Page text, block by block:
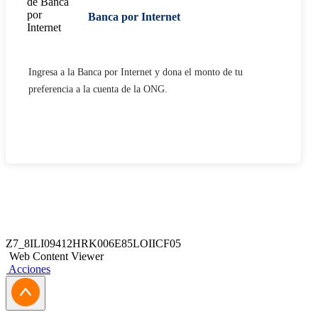
Banca por Internet
Ingresa a la Banca por Internet y dona el monto de tu
preferencia a la cuenta de la ONG.​
Z7_8ILI09412HRK006E85LOIICF05
Web Content Viewer
Acciones